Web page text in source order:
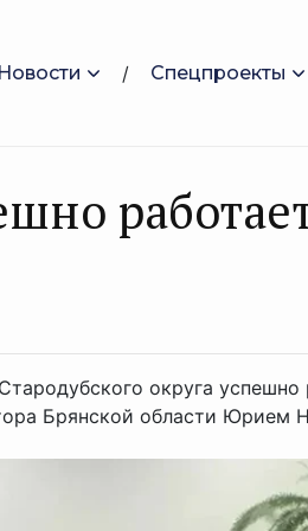
Новости Спецпроекты
округа успешно
Брянской области